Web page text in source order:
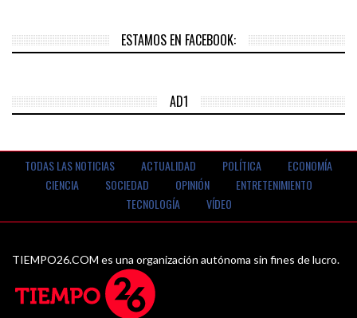
ESTAMOS EN FACEBOOK:
AD1
TODAS LAS NOTICIAS ACTUALIDAD POLÍTICA
ECONOMÍA
CIENCIA
SOCIEDAD OPINIÓN
ENTRETENIMIENTO
TECNOLOGÍA
VÍDEO
TIEMPO26.COM es una organización autónoma sin fines de lucro.